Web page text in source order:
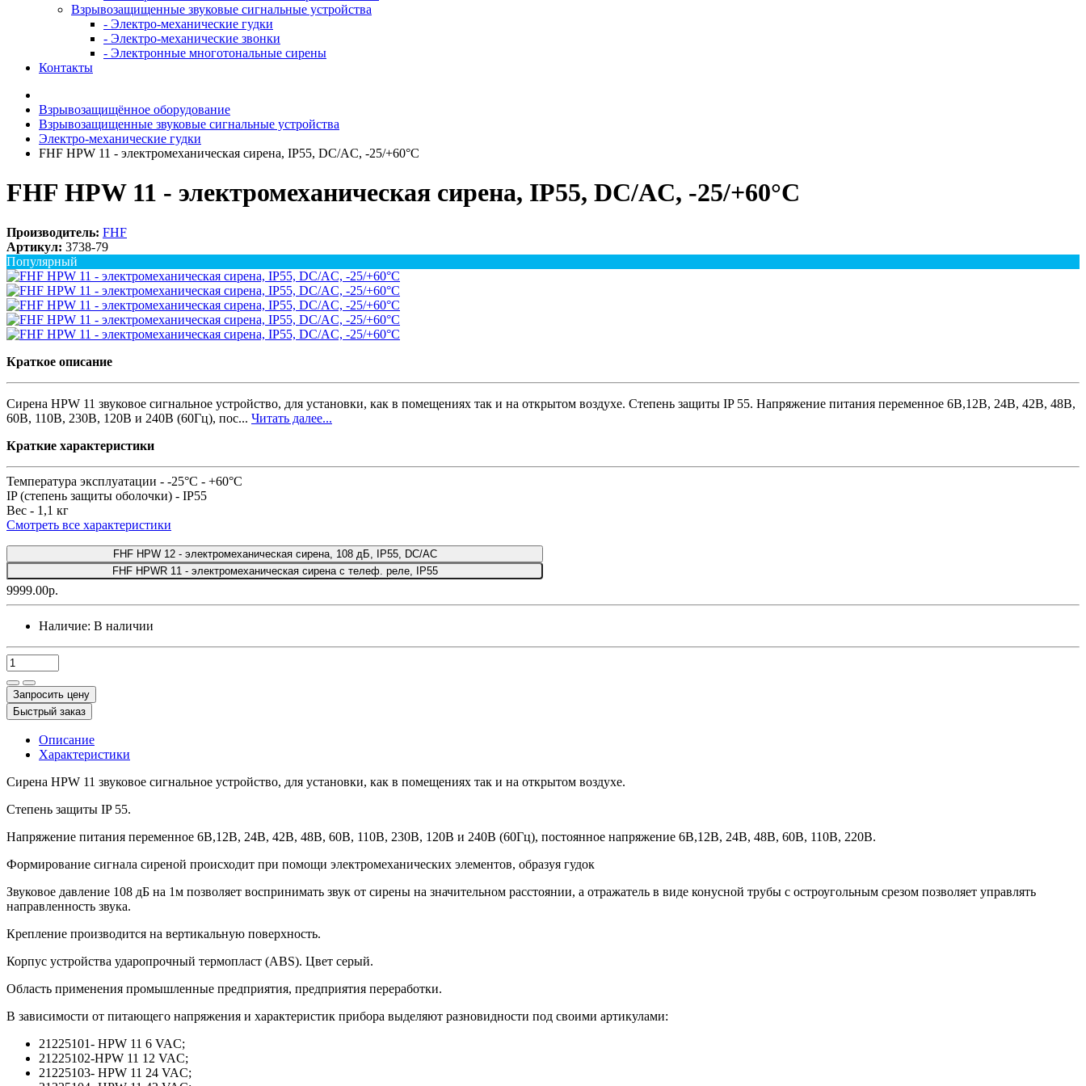
Взрывозащищенные звуковые сигнальные устройства
- Электро-механические гудки
- Электро-механические звонки
- Электронные многотональные сирены
Контакты
Взрывозащищённое оборудование
Взрывозащищенные звуковые сигнальные устройства
Электро-механические гудки
FHF HPW 11 - электромеханическая сирена, IP55, DC/AC, -25/+60°C
FHF HPW 11 - электромеханическая сирена, IP55, DC/AC, -25/+60°C
Производитель: FHF
Артикул: 3738-79
Популярный
Краткое описание
Сирена HPW 11 звуковое сигнальное устройство, для установки, как в помещениях так и на открытом воздухе. Степень защиты IP 55. Напряжение питания переменное 6В,12В, 24В, 42В, 48В,
60В, 110В, 230В, 120В и 240В (60Гц), пос... Читать далее...
Краткие характеристики
Температура эксплуатации - -25°C - +60°C
IP (степень защиты оболочки) - IP55
Вес - 1,1 кг
Смотреть все характеристики
FHF HPW 12 - электромеханическая сирена, 108 дБ, IP55, DC/AC
FHF HPWR 11 - электромеханическая сирена с телеф. реле, IP55
9999.00р.
Наличие: В наличии
Запросить цену
Быстрый заказ
Описание
Характеристики
Сирена HPW 11 звуковое сигнальное устройство, для установки, как в помещениях так и на открытом воздухе.
Степень защиты IP 55.
Напряжение питания переменное 6В,12В, 24В, 42В, 48В, 60В, 110В, 230В, 120В и 240В (60Гц), постоянное напряжение 6В,12В, 24В, 48В, 60В, 110В, 220В.
Формирование сигнала сиреной происходит при помощи электромеханических элементов, образуя гудок
Звуковое давление 108 дБ на 1м позволяет воспринимать звук от сирены на значительном расстоянии, а отражатель в виде конусной трубы с остроугольным срезом позволяет управлять
направленность звука.
Крепление производится на вертикальную поверхность.
Корпус устройства ударопрочный термопласт (ABS). Цвет серый.
Область применения промышленные предприятия, предприятия переработки.
В зависимости от питающего напряжения и характеристик прибора выделяют разновидности под своими артикулами:
21225101- HPW 11 6 VAC;
21225102-HPW 11 12 VAC;
21225103- HPW 11 24 VAC;